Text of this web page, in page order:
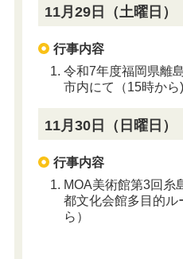
11月29日（土曜日）
行事内容
令和7年度福岡県離
市内にて（15時から)
11月30日（日曜日）
行事内容
MOA美術館第3回糸
都文化会館多目的ル
ら）